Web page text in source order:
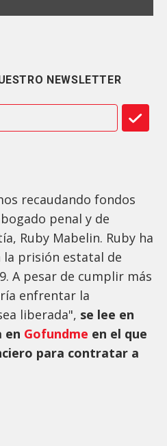
NEWSLETTER
recaudando fondos
penal y de
Ruby Mabelin. Ruby ha
la prisión estatal de
A pesar de cumplir más
enfrentar la
liberada", se lee en
en Gofundme en el que
para contratar a